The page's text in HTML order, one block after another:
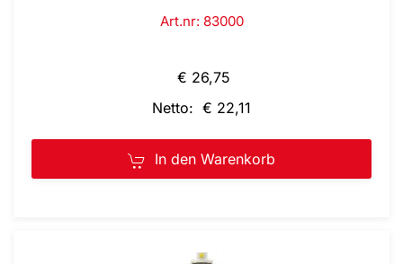
Art.nr: 83000
€ 26,75
Netto: € 22,11
In den Warenkorb